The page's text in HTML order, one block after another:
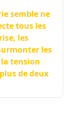
semble ne
tous les
les
les
tension
de deux